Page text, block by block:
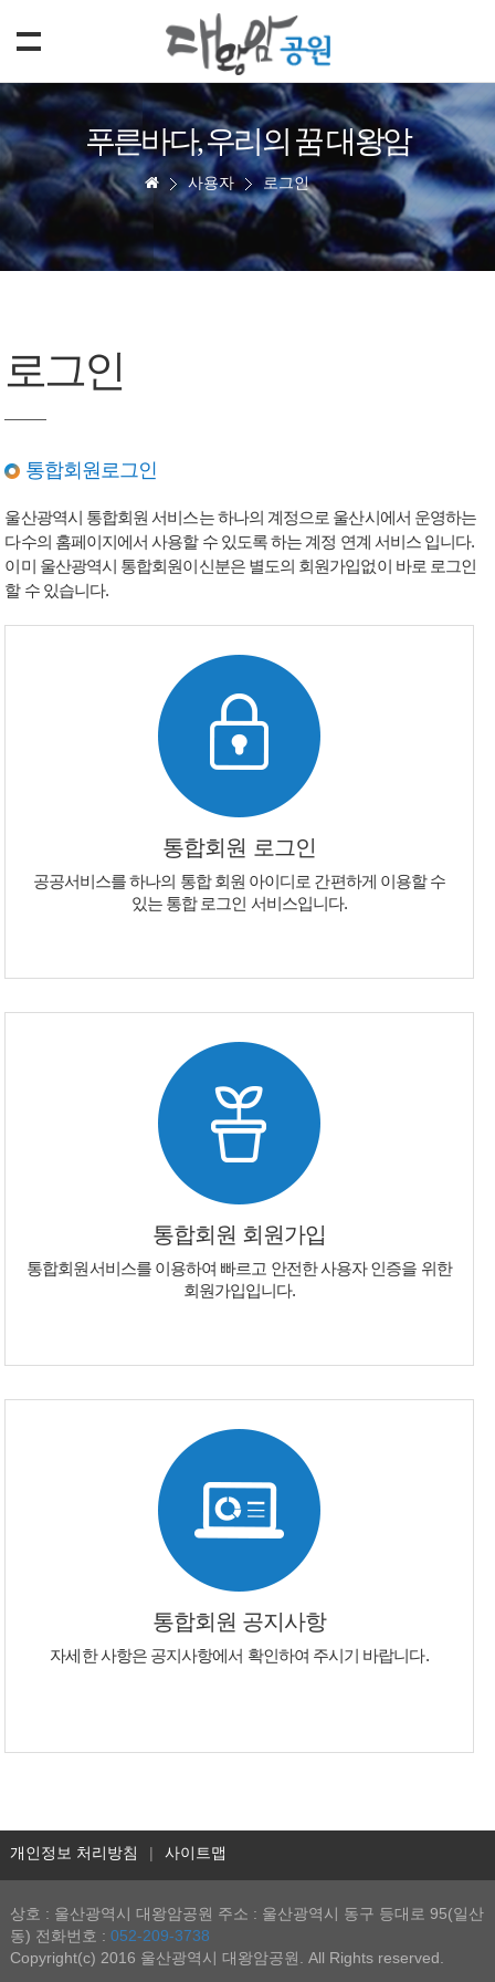
푸른바다, 우리의 꿈 대왕암
사용자 로그인
로그인
통합회원로그인
울산광역시 통합회원 서비스는 하나의 계정으로 울산시에서 운영하는
다수의 홈페이지에서 사용할 수 있도록 하는 계정 연계 서비스 입니다.
이미 울산광역시 통합회원이신분은 별도의 회원가입없이 바로 로그인
할 수 있습니다.
통합회원 로그인
공공서비스를 하나의 통합 회원 아이디로 간편하게 이용할 수
있는 통합 로그인 서비스입니다.
통합회원 회원가입
통합회원서비스를 이용하여 빠르고 안전한 사용자 인증을 위한
회원가입입니다.
통합회원 공지사항
자세한 사항은 공지사항에서 확인하여 주시기 바랍니다.
개인정보 처리방침 | 사이트맵
상호 : 울산광역시 대왕암공원 주소 : 울산광역시 동구 등대로 95(일산
동) 전화번호 : 052-209-3738
Copyright(c) 2016 울산광역시 대왕암공원. All Rights reserved.